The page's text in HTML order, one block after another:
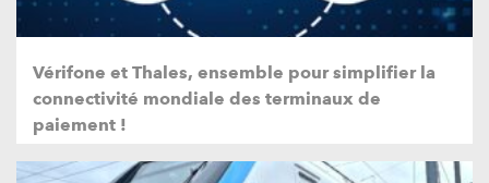
Vérifone et Thales, ensemble pour simplifier la
connectivité mondiale des terminaux de
paiement !